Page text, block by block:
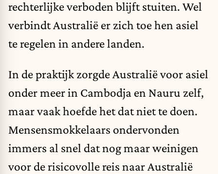
rechterlijke verboden blijft stuiten. Wel
verbindt Australië er zich toe hen asiel
te regelen in andere landen.
In de praktijk zorgde Australië voor asiel
onder meer in Cambodja en Nauru zelf,
maar vaak hoefde het dat niet te doen.
Mensensmokkelaars ondervonden
immers al snel dat nog maar weinigen
voor de risicovolle reis naar Australië